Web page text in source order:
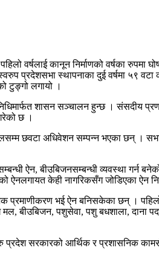
वर्षलाई कानून निर्माणको वर्षका
प्रदेशसभा स्थापनाका दुई वर्षमा ५९
टुङ्गो लगायो ।
शासन सञ्चालन हुन्छ । संसदीय
छ ।
छवटा अधिवेशन सम्पन्न भएका छन् ।
ऐन, बीउबिजनसम्बन्धी व्यवस्था गर्न
ऐनलगायत केही नागरिकसँग जोडिएका ऐन
प्रमाणीकरण भई ऐन बनिसकेका छन् ।
बीउबिजन, पशुसेवा, पशु बधशाला, दाना
सरकारको आर्थिक र प्रशासनिक